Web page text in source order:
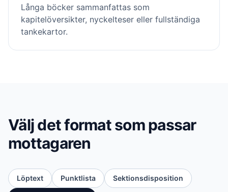
Långa böcker sammanfattas som
kapitelöversikter, nyckelteser eller fullständiga
tankekartor.
Välj det format som passar
mottagaren
Löptext Punktlista Sektionsdisposition